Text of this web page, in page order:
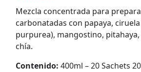
Mezcla concentrada para
carbonatadas con papaya,
purpurea), mangostino,
chía.
Contenido: 400ml – 20 Sachets